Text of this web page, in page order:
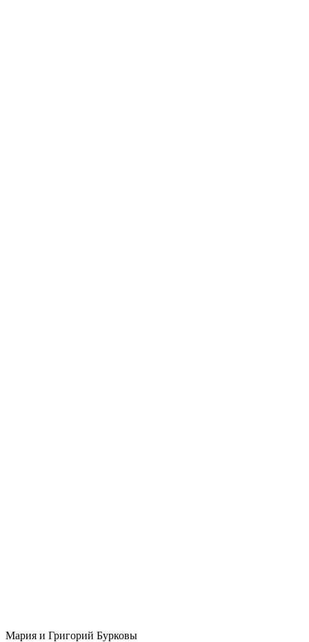
Мария и Григорий Бурковы